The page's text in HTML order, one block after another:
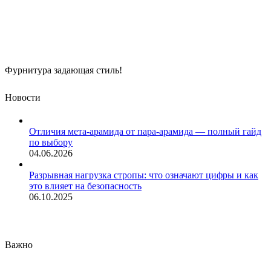
Фурнитура задающая стиль!
Новости
Отличия мета-арамида от пара-арамида — полный гайд
по выбору
04.06.2026
Разрывная нагрузка стропы: что означают цифры и как
это влияет на безопасность
06.10.2025
Важно